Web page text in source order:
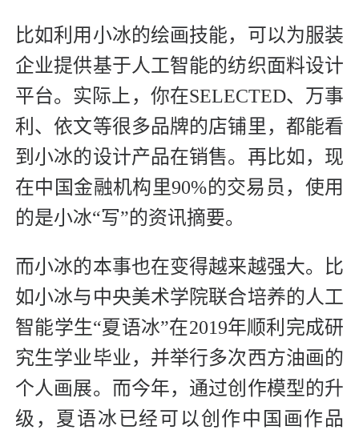
比如利用小冰的绘画技能，可以为服装
企业提供基于人工智能的纺织面料设计
平台。实际上，你在SELECTED、万事
利、依文等很多品牌的店铺里，都能看
到小冰的设计产品在销售。再比如，现
在中国金融机构里90%的交易员，使用
的是小冰“写”的资讯摘要。
而小冰的本事也在变得越来越强大。比
如小冰与中央美术学院联合培养的人工
智能学生“夏语冰”在2019年顺利完成研
究生学业毕业，并举行多次西方油画的
个人画展。而今年，通过创作模型的升
级，夏语冰已经可以创作中国画作品